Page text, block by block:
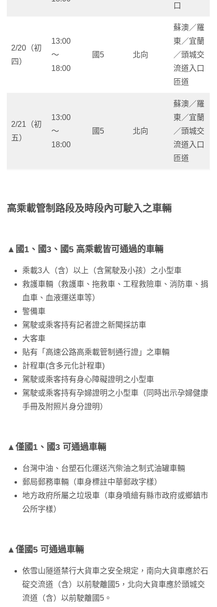
口
2/20（初
四）
13:00
～
18:00
國5 北向
蘇澳／羅
東／宜蘭
／頭城交
流道入口
匝道
2/21（初
五）
13:00
～
18:00
國5 北向
蘇澳／羅
東／宜蘭
／頭城交
流道入口
匝道
高乘載管制路段及時段內可駛入之車輛
▲國1、國3、國5 高乘載皆可通過的車輛
乘載3人（含）以上（含駕駛及小孩）之小型車
救護車輛（救護車、拖救車、工程救險車、消防車、捐
血車、血液運送車等）
警備車
駕駛或乘客持有記者證之新聞採訪車
大客車
貼有「高速公路高乘載管制通行證」之車輛
計程車(含多元化計程車)
駕駛或乘客持有身心障礙證明之小型車
駕駛或乘客持有孕婦證明之小型車（同時出示孕婦健康
手冊及附照片身分證明）
▲僅國1、國3 可通過車輛
台灣中油、台塑石化運送汽柴油之制式油罐車輛
郵局郵務車輛（車身標註中華郵政字樣）
地方政府所屬之垃圾車（車身噴繪有縣市政府或鄉鎮市
公所字樣）
▲僅國5 可通過車輛
依雪山隧道禁行大貨車之安全規定，南向大貨車應於石
碇交流道（含）以前駛離國5，北向大貨車應於頭城交
流道（含）以前駛離國5。